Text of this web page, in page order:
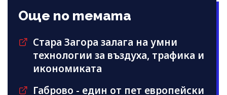
Още по темата
Стара Загора залага на умни
технологии за въздуха, трафика и
икономиката
Габрово - един от пет европейски